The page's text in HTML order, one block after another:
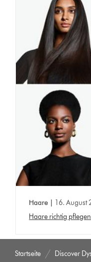
Haare |
16. August
Haare richtig pflegen
Startseite Discover